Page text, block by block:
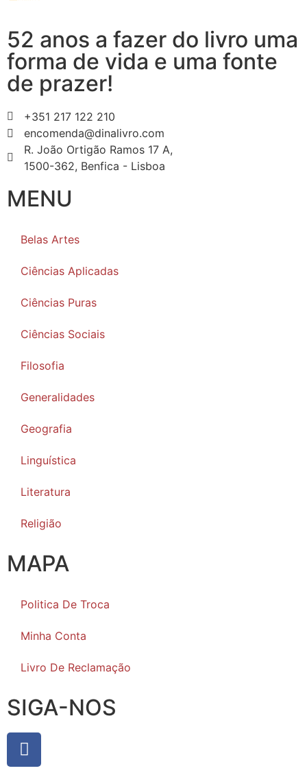
52 anos a fazer do livro uma
forma de vida e uma fonte
de prazer!
+351 217 122 210
encomenda@dinalivro.com
R. João Ortigão Ramos 17 A,
1500-362, Benfica - Lisboa
MENU
Belas Artes
Ciências Aplicadas
Ciências Puras
Ciências Sociais
Filosofia
Generalidades
Geografia
Linguística
Literatura
Religião
MAPA
Politica De Troca
Minha Conta
Livro De Reclamação
SIGA-NOS